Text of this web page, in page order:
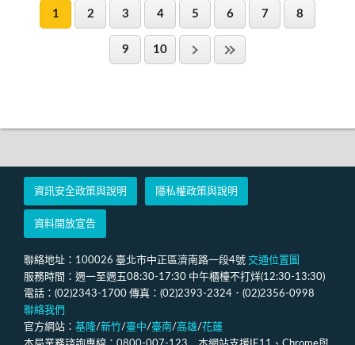
1 2 3 4 5 6 7 8
9 10
資訊安全政策與說明 隱私權政策與說明
資料開放宣告
聯絡地址：100026 臺北市中正區濟南路一段4號 交通位置圖
服務時間：週一至週五08:30-17:30 中午櫃檯不打烊(12:30-13:30)
電話：(02)2343-1700 傳真：(02)2393-2324．(02)2356-0998
聯絡我們
官方網站： 基隆/新竹/臺中/臺南/高雄/花蓮